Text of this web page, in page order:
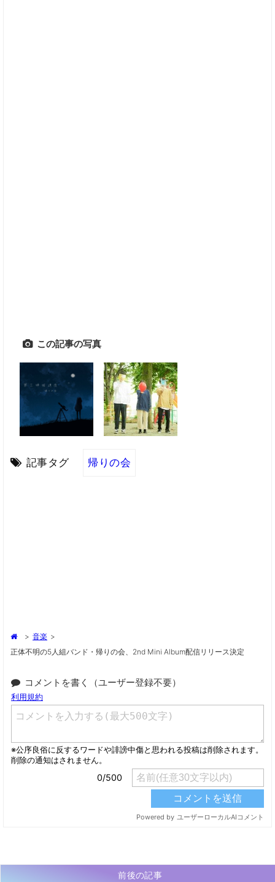
この記事の写真
記事タグ 帰りの会
> 音楽 >
正体不明の5人組バンド・帰りの会、2nd Mini Album配信リリース決定
コメントを書く（ユーザー登録不要）
前後の記事